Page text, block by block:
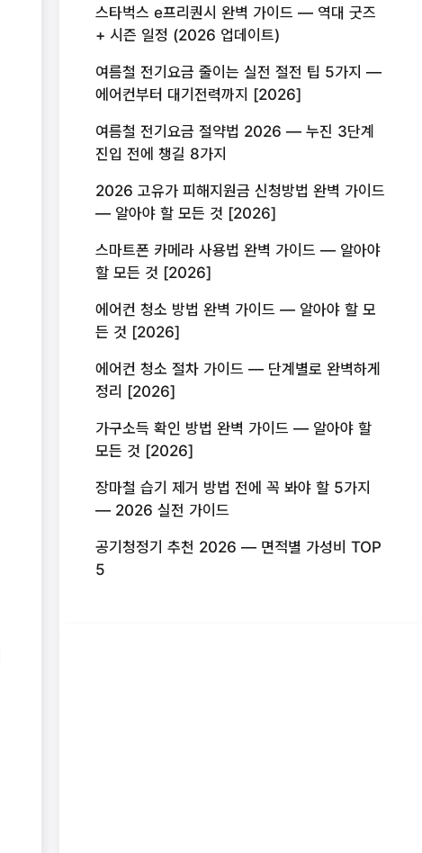
스타벅스 e프리퀀시 완벽 가이드 — 역대 굿즈
+ 시즌 일정 (2026 업데이트)
여름철 전기요금 줄이는 실전 절전 팁 5가지 —
에어컨부터 대기전력까지 [2026]
여름철 전기요금 절약법 2026 — 누진 3단계
진입 전에 챙길 8가지
2026 고유가 피해지원금 신청방법 완벽 가이드
— 알아야 할 모든 것 [2026]
스마트폰 카메라 사용법 완벽 가이드 — 알아야
할 모든 것 [2026]
에어컨 청소 방법 완벽 가이드 — 알아야 할 모
든 것 [2026]
에어컨 청소 절차 가이드 — 단계별로 완벽하게
정리 [2026]
가구소득 확인 방법 완벽 가이드 — 알아야 할
모든 것 [2026]
장마철 습기 제거 방법 전에 꼭 봐야 할 5가지
— 2026 실전 가이드
공기청정기 추천 2026 — 면적별 가성비 TOP
5